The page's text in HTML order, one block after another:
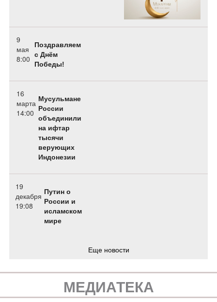
Поздравляем
с Днём
Победы!
9
мая
8:00
Мусульмане
России
объединили
на ифтар
тысячи
верующих
Индонезии
16
марта
14:00
Путин о
России и
исламском
мире
19
декабря
19:08
Еще новости
МЕДИАТЕКА